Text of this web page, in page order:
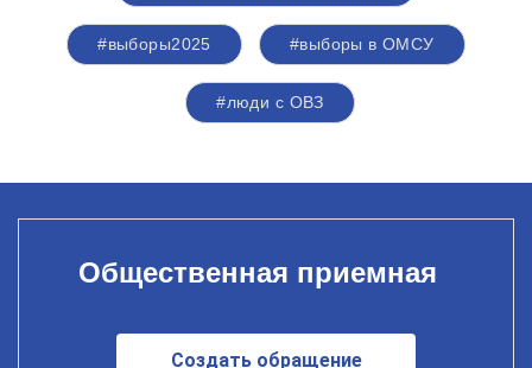
#выборы2025 #выборы в ОМСУ
#люди с ОВЗ
Общественная приемная
Создать обращение